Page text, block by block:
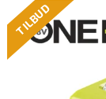
TILBUD